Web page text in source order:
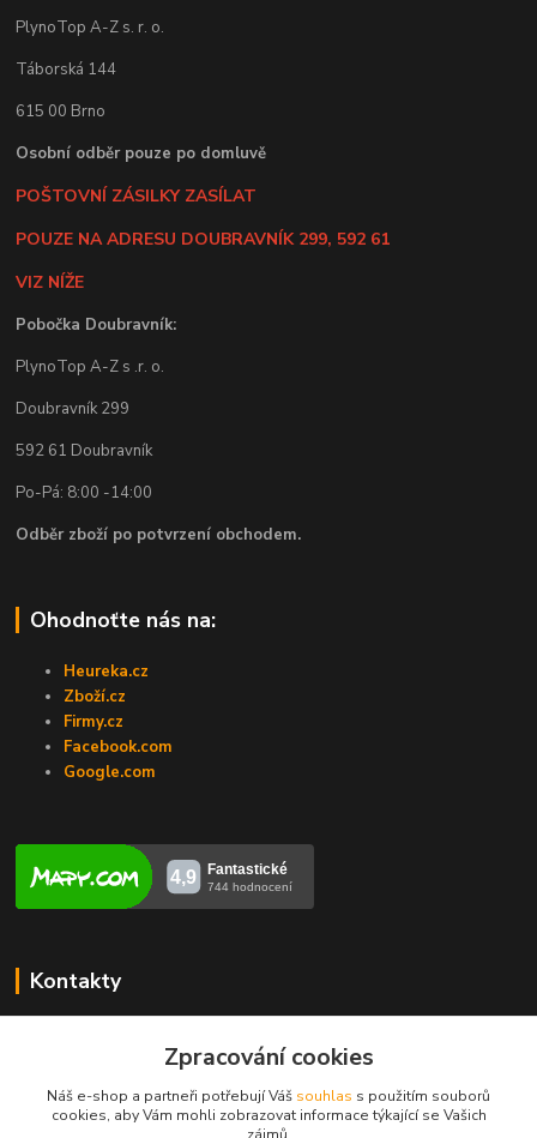
PlynoTop A-Z s. r. o.
Táborská 144
615 00 Brno
Osobní odběr pouze po domluvě
POŠTOVNÍ ZÁSILKY ZASÍLAT
POUZE NA ADRESU DOUBRAVNÍK 299, 592 61
VIZ NÍŽE
Pobočka Doubravník:
PlynoTop A-Z s .r. o.
Doubravník 299
592 61 Doubravník
Po-Pá: 8:00 -14:00
Odběr zboží po potvrzení obchodem.
Ohodnoťte nás na:
Heureka.cz
Zboží.cz
Firmy.cz
Facebook.com
Google.com
Kontakty
+420731448913
info@opravakotlu.cz
Zpracování cookies
Náš e-shop a partneři potřebují Váš souhlas s použitím souborů
cookies, aby Vám mohli zobrazovat informace týkající se Vašich